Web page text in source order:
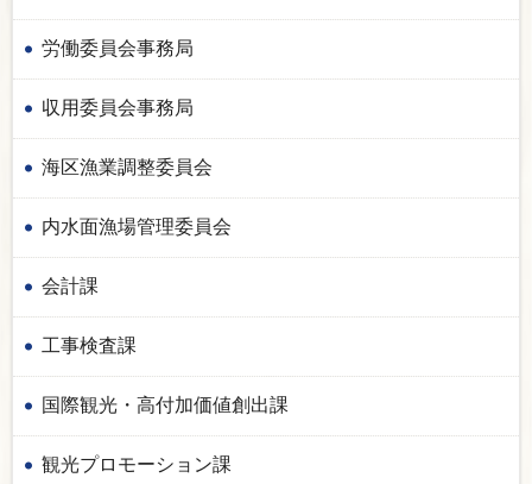
労働委員会事務局
収用委員会事務局
海区漁業調整委員会
内水面漁場管理委員会
会計課
工事検査課
国際観光・高付加価値創出課
観光プロモーション課